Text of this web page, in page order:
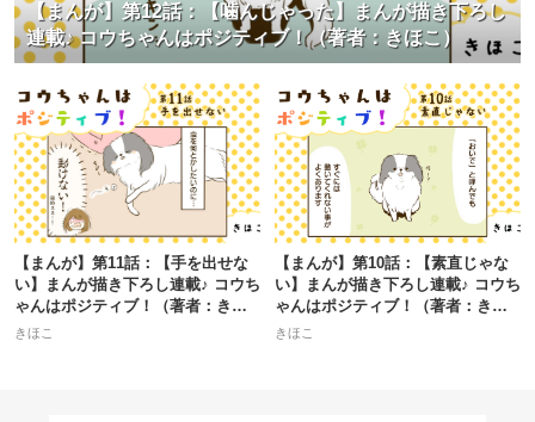
【まんが】第12話：【噛んじゃった】まんが描き下ろし
連載♪ コウちゃんはポジティブ！（著者：きほこ）
【まんが】第11話：【手を出せな
い】まんが描き下ろし連載♪ コウち
ゃんはポジティブ！（著者：きほ
こ）
きほこ
【まんが】第10話：【素直じゃな
い】まんが描き下ろし連載♪ コウち
ゃんはポジティブ！（著者：きほ
こ）
きほこ